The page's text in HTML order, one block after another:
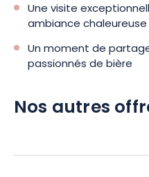
Une visite
ambiance
Un moment de
passionnés de bière
Nos autres